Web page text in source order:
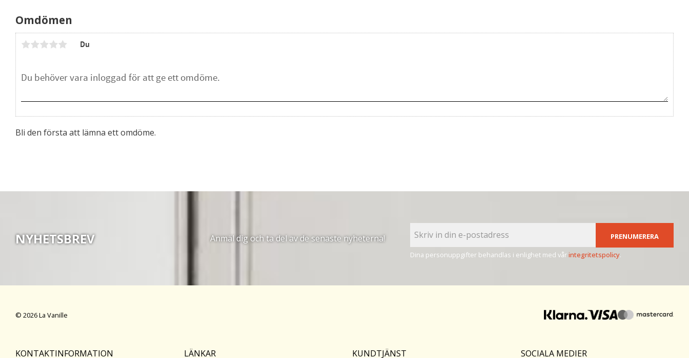
Omdömen
Du
Bli den första att lämna ett omdöme.
NYHETSBREV Anmäl dig och ta del av de senaste nyheterna! PRENUMERERA
Dina personuppgifter behandlas i enlighet med vårintegritetspolicy.
© 2026 La Vanille
KONTAKTINFORMATION LÄNKAR KUNDTJÄNST SOCIALA MEDIER